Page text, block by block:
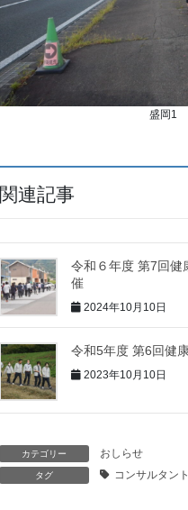
盛岡1
関連記事
令和６年度 第7回健
催
2024年10月10日
令和5年度 第6回健
2023年10月10日
カテゴリー おしらせ
タグ コンサルタント